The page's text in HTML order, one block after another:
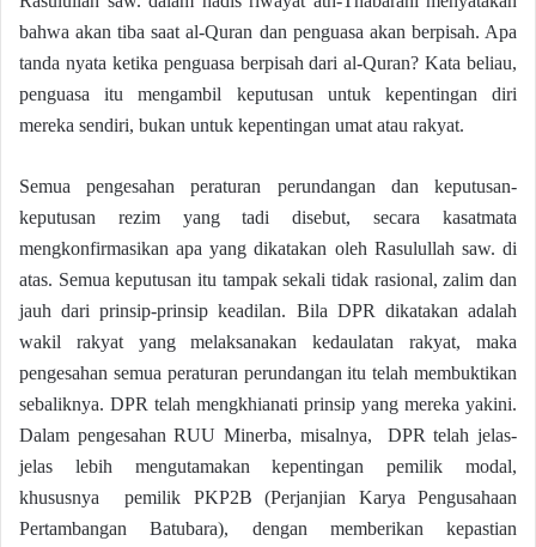
bahwa akan tiba saat al-Quran dan penguasa akan berpisah. Apa
tanda nyata ketika penguasa berpisah dari al-Quran? Kata beliau,
penguasa itu mengambil keputusan untuk kepentingan diri
mereka sendiri, bukan untuk kepentingan umat atau rakyat.
Semua pengesahan peraturan perundangan dan keputusan-
keputusan rezim yang tadi disebut, secara kasatmata
mengkonfirmasikan apa yang dikatakan oleh Rasulullah saw. di
atas. Semua keputusan itu tampak sekali tidak rasional, zalim dan
jauh dari prinsip-prinsip keadilan. Bila DPR dikatakan adalah
wakil rakyat yang melaksanakan kedaulatan rakyat, maka
pengesahan semua peraturan perundangan itu telah membuktikan
sebaliknya. DPR telah mengkhianati prinsip yang mereka yakini.
Dalam pengesahan RUU Minerba, misalnya, DPR telah jelas-
jelas lebih mengutamakan kepentingan pemilik modal,
khususnya pemilik PKP2B (Perjanjian Karya Pengusahaan
Pertambangan Batubara), dengan memberikan kepastian